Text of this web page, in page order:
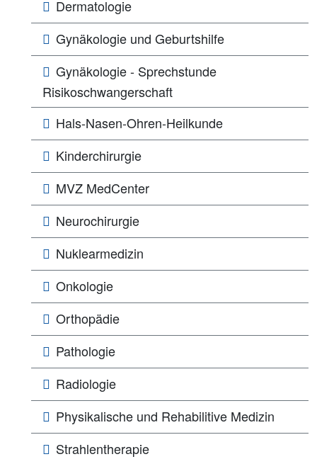
Dermatologie
Gynäkologie und Geburtshilfe
Gynäkologie - Sprechstunde
Risikoschwangerschaft
Hals-Nasen-Ohren-Heilkunde
Kinderchirurgie
MVZ MedCenter
Neurochirurgie
Nuklearmedizin
Onkologie
Orthopädie
Pathologie
Radiologie
Physikalische und Rehabilitive Medizin
Strahlentherapie